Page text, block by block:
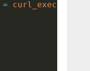
= curl_exec